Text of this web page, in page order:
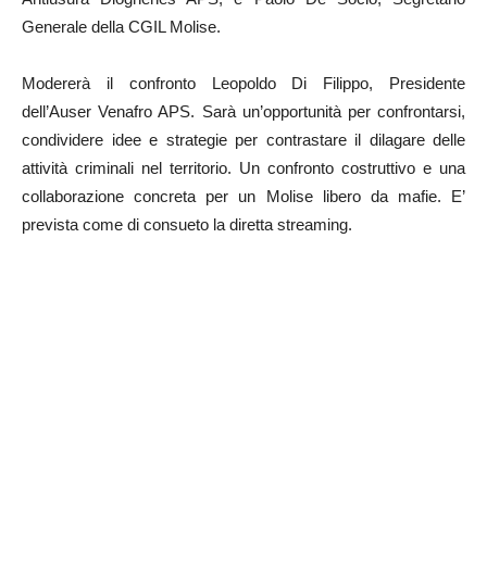
Generale della CGIL Molise.
Modererà il confronto Leopoldo Di Filippo, Presidente
dell’Auser Venafro APS. Sarà un’opportunità per confrontarsi,
condividere idee e strategie per contrastare il dilagare delle
attività criminali nel territorio. Un confronto costruttivo e una
collaborazione concreta per un Molise libero da mafie. E’
prevista come di consueto la diretta streaming.